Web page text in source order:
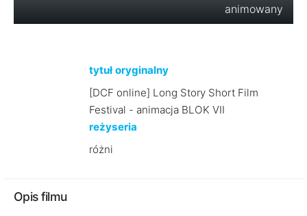
animowany
tytuł oryginalny
[DCF online] Long Story Short Film
Festival - animacja BLOK VII
reżyseria
różni
Opis filmu